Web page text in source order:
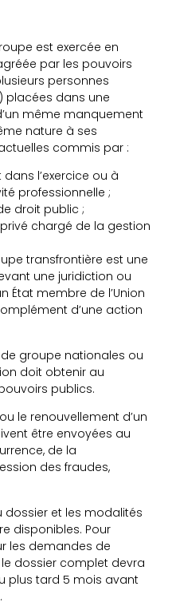
est exercée en
par les pouvoirs
personnes
placées dans une
même manquement
nature à ses
commis par :
l’exercice ou à
professionnelle ;
droit public ;
chargé de la gestion
transfrontière est une
une juridiction ou
État membre de l’Union
d’une action
groupe nationales ou
doit obtenir au
publics.
le renouvellement d’un
être envoyées au
de la
des fraudes,
et les modalités
disponibles. Pour
les demandes de
dossier complet devra
plus tard 5 mois avant